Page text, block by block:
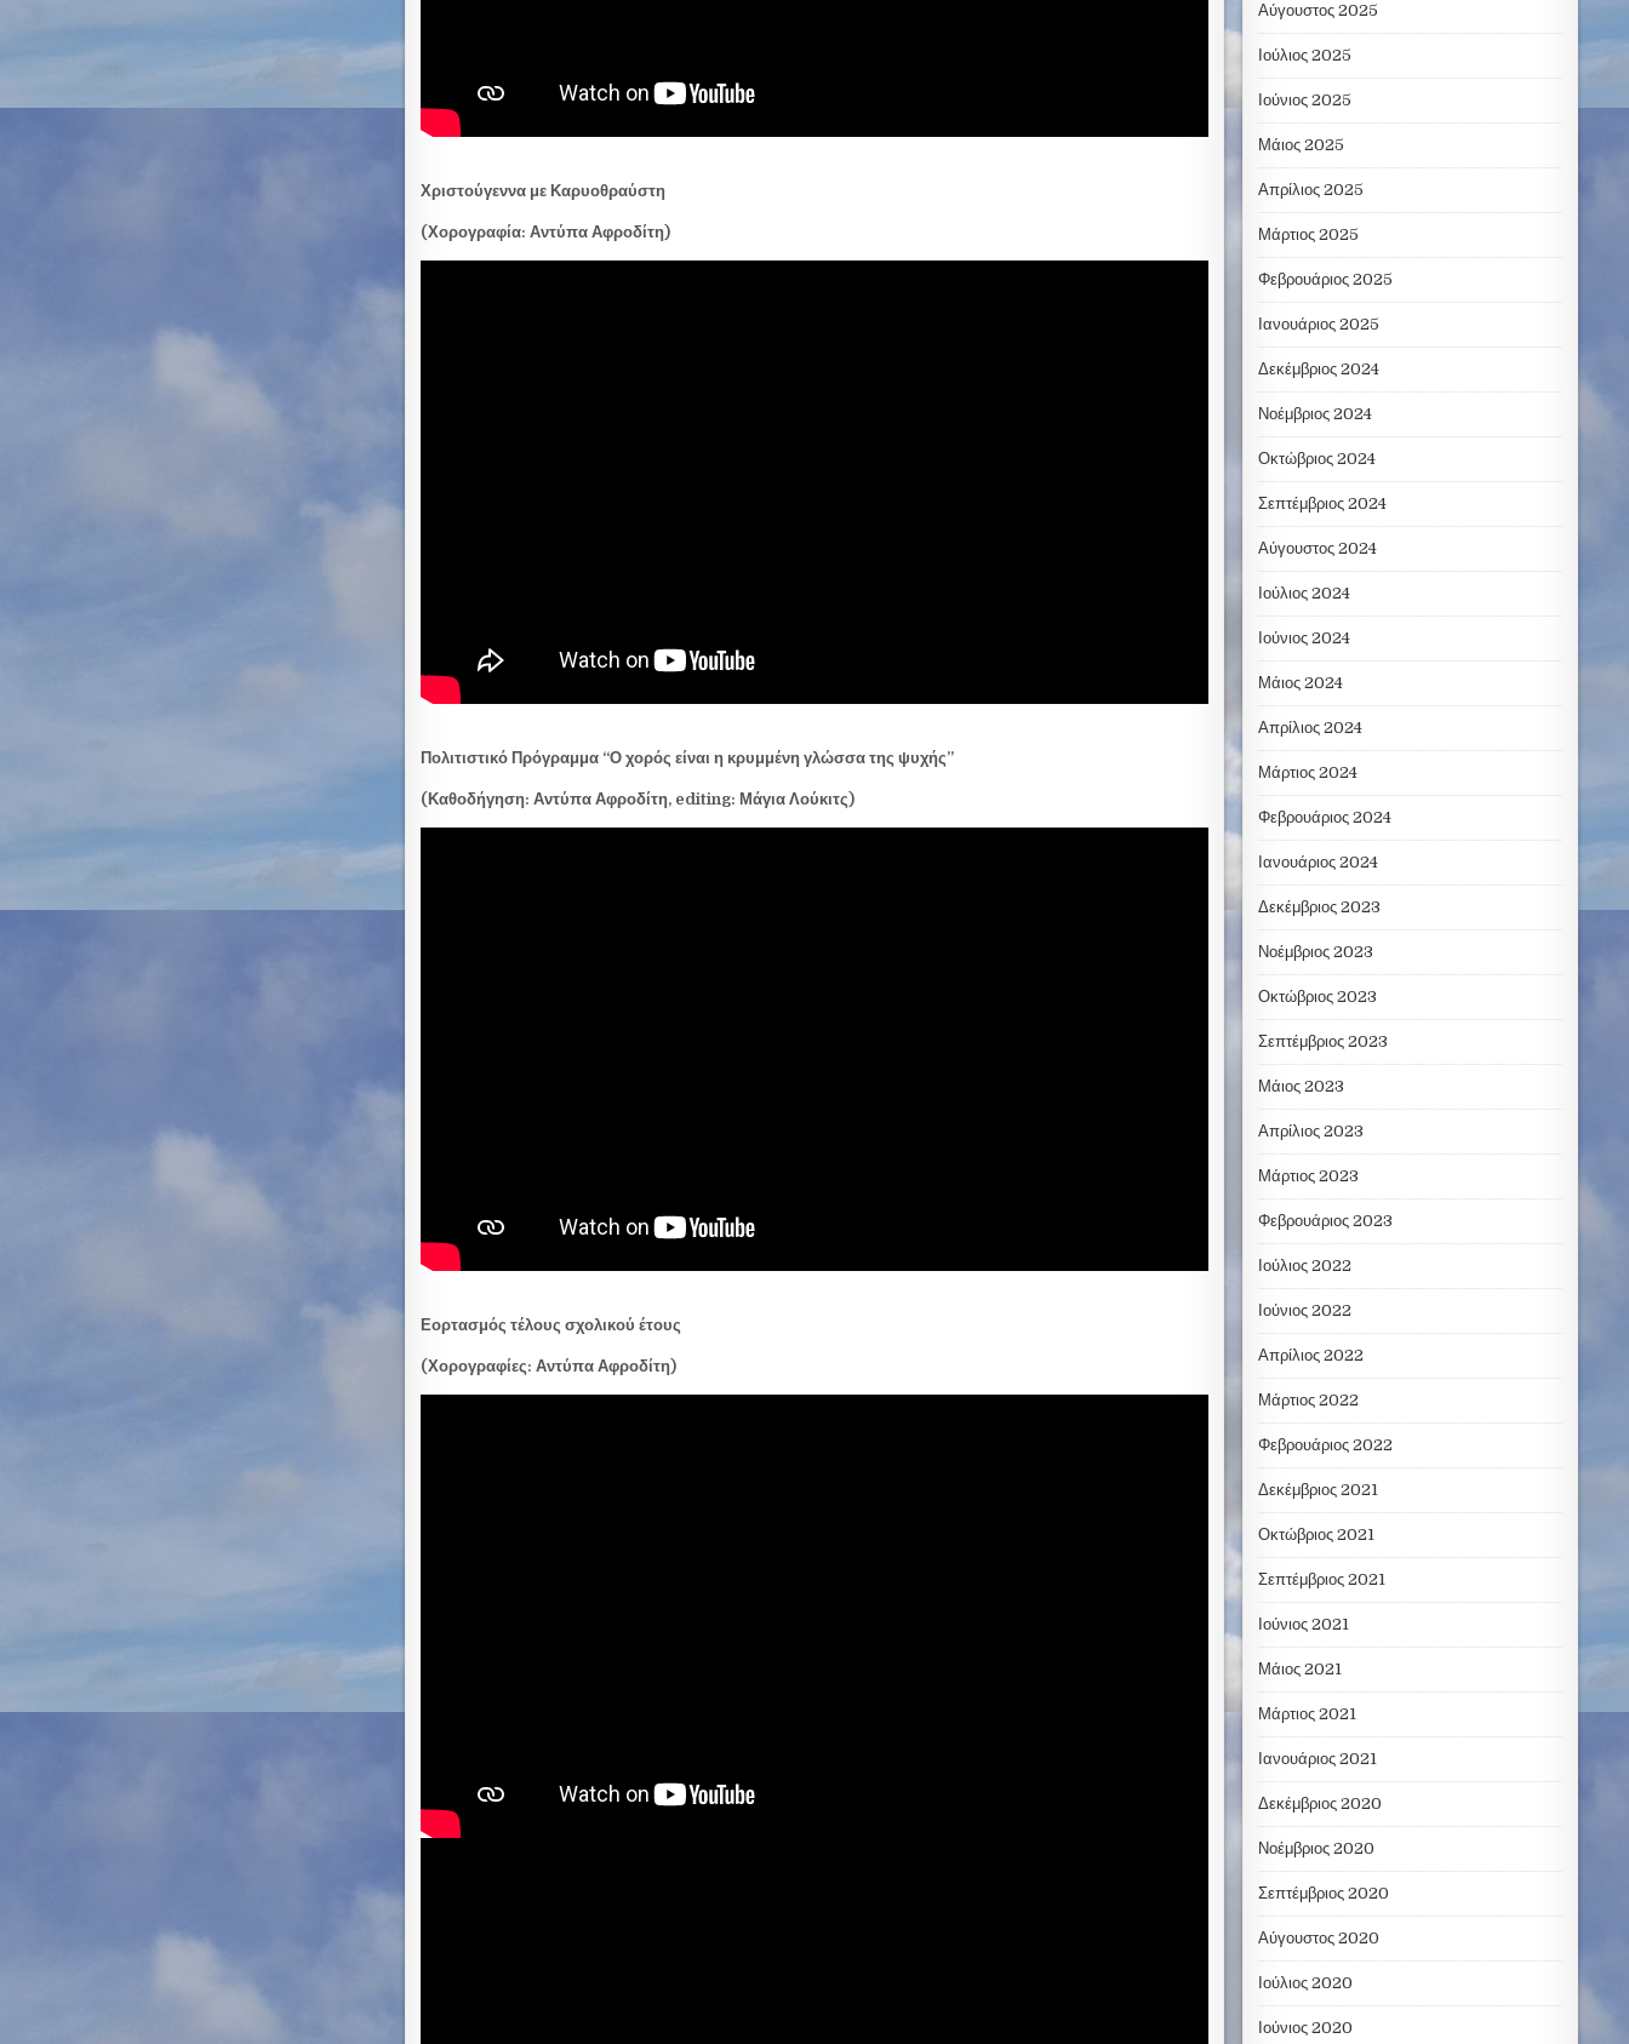
Χριστούγεννα με Καρυοθραύστη
(Χορογραφία: Αντύπα Αφροδίτη)
Πολιτιστικό Πρόγραμμα “Ο χορός είναι η κρυμμένη γλώσσα της ψυχής”
(Καθοδήγηση: Αντύπα Αφροδίτη, editing: Μάγια Λούκιτς)
Εορτασμός τέλους σχολικού έτους
(Χορογραφίες: Αντύπα Αφροδίτη)
Αύγουστος 2025
Ιούλιος 2025
Ιούνιος 2025
Μάιος 2025
Απρίλιος 2025
Μάρτιος 2025
Φεβρουάριος 2025
Ιανουάριος 2025
Δεκέμβριος 2024
Νοέμβριος 2024
Οκτώβριος 2024
Σεπτέμβριος 2024
Αύγουστος 2024
Ιούλιος 2024
Ιούνιος 2024
Μάιος 2024
Απρίλιος 2024
Μάρτιος 2024
Φεβρουάριος 2024
Ιανουάριος 2024
Δεκέμβριος 2023
Νοέμβριος 2023
Οκτώβριος 2023
Σεπτέμβριος 2023
Μάιος 2023
Απρίλιος 2023
Μάρτιος 2023
Φεβρουάριος 2023
Ιούλιος 2022
Ιούνιος 2022
Απρίλιος 2022
Μάρτιος 2022
Φεβρουάριος 2022
Δεκέμβριος 2021
Οκτώβριος 2021
Σεπτέμβριος 2021
Ιούνιος 2021
Μάιος 2021
Μάρτιος 2021
Ιανουάριος 2021
Δεκέμβριος 2020
Νοέμβριος 2020
Σεπτέμβριος 2020
Αύγουστος 2020
Ιούλιος 2020
Ιούνιος 2020